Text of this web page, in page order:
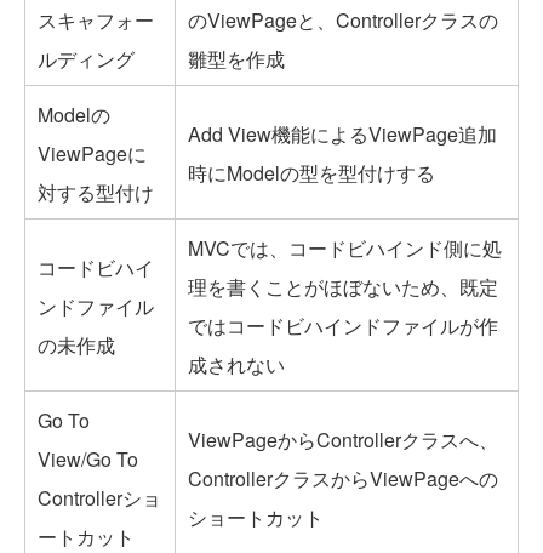
スキャフォー
ルディング
のViewPageと、Controllerクラスの
雛型を作成
Modelの
ViewPageに
対する型付け
Add View機能によるViewPage追加
時にModelの型を型付けする
コードビハイ
ンドファイル
の未作成
MVCでは、コードビハインド側に処
理を書くことがほぼないため、既定
ではコードビハインドファイルが作
成されない
Go To
View/Go To
Controllerショ
ートカット
ViewPageからControllerクラスへ、
ControllerクラスからViewPageへの
ショートカット